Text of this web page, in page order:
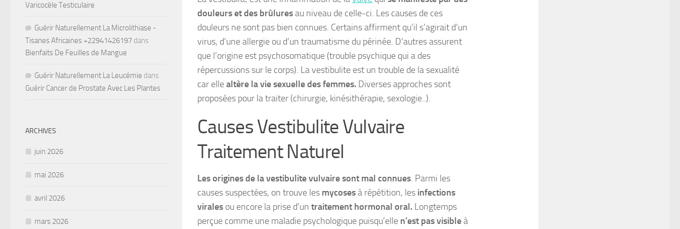
douleurs et des brûluresau niveau de celle-ci. Les causes de ces
douleurs ne sont pas bien connues. Certains affirment qu’il s’agirait d’un
virus, d’une allergie ou d’un traumatisme du périnée. D’autres assurent
que l’origine est psychosomatique (trouble psychique qui a des
répercussions sur le corps). La vestibulite est un trouble de la sexualité
car ellealtère la vie sexuelle des femmes. Diverses approches sont
proposées pour la traiter (chirurgie, kinésithérapie, sexologie..).
Causes Vestibulite Vulvaire
Traitement Naturel
Les origines de la vestibulite vulvaire sont mal connues. Parmi les
causes suspectées, on trouve les mycosesà répétition, les infections
virales ou encore la prise d’un traitement hormonal oral. Longtemps
perçue comme une maladie psychologique puisqu’elle n’est pas visibleà
Varicocèle Testiculaire
Guérir Naturellement La Microlithiase -
Tisanes Africaines +22941426197 dans
Bienfaits De Feuilles de Mangue
Guérir Naturellement La Leucémie dans
Guérir Cancer de Prostate Avec Les Plantes
ARCHIVES
juin 2026
mai 2026
avril 2026
mars 2026